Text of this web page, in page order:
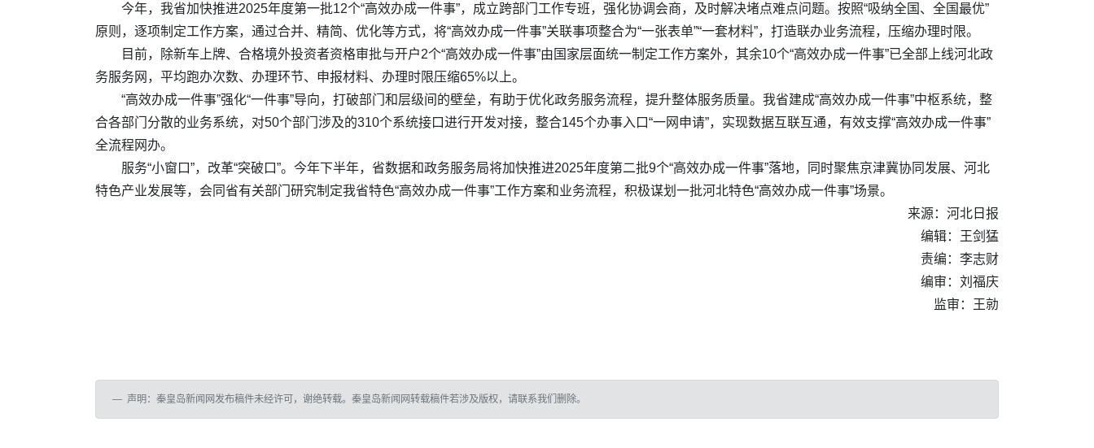
今年，我省加快推进2025年度第一批12个“高效办成一件事”，成立跨部门工作专班，强化协调会商，及时解决堵点难点问题。按照“吸纳全国、全国最优”
原则，逐项制定工作方案，通过合并、精简、优化等方式，将“高效办成一件事”关联事项整合为“一张表单”“一套材料”，打造联办业务流程，压缩办理时限。
目前，除新车上牌、合格境外投资者资格审批与开户2个“高效办成一件事”由国家层面统一制定工作方案外，其余10个“高效办成一件事”已全部上线河北政
务服务网，平均跑办次数、办理环节、申报材料、办理时限压缩65%以上。
“高效办成一件事”强化“一件事”导向，打破部门和层级间的壁垒，有助于优化政务服务流程，提升整体服务质量。我省建成“高效办成一件事”中枢系统，整
合各部门分散的业务系统，对50个部门涉及的310个系统接口进行开发对接，整合145个办事入口“一网申请”，实现数据互联互通，有效支撑“高效办成一件事”
全流程网办。
服务“小窗口”，改革“突破口”。今年下半年，省数据和政务服务局将加快推进2025年度第二批9个“高效办成一件事”落地，同时聚焦京津冀协同发展、河北
特色产业发展等，会同省有关部门研究制定我省特色“高效办成一件事”工作方案和业务流程，积极谋划一批河北特色“高效办成一件事”场景。
来源：河北日报
编辑：王剑猛
责编：李志财
编审：刘福庆
监审：王勍
声明：秦皇岛新闻网发布稿件未经许可，谢绝转载。秦皇岛新闻网转载稿件若涉及版权，请联系我们删除。